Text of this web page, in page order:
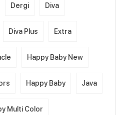
Dergi Diva
Diva Plus Extra
Happy Baby New
Happy Baby Java
Multi Color